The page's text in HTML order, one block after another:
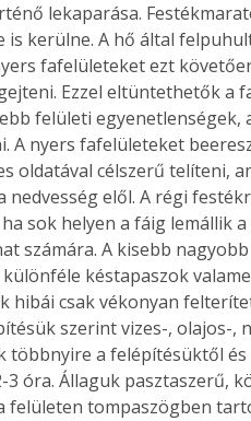
megéri!
információ itt!
megéri! A
kedvezményes
postaköltséggel
lekaparása.
is kerülne. A hő által
fafelületeket ezt
Ezzel eltüntethetők a
felületi egyenetlenségek,
A nyers fafelületeket
oldatával célszerű telíteni,
nedvesség elől. A régi
sok helyen a fáig lemállik
számára. A kisebb
késtapaszok
hibái csak vékonyan
szerint vizes-, olajos-,
többnyire a felépítésüktől
óra. Állaguk pasztaszerű,
felületen tompaszögben